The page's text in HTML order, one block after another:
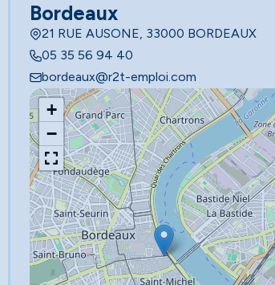
Bordeaux
21 RUE AUSONE, 33000 BORDEAUX
05 35 56 94 40
bordeaux@r2t-emploi.com
+
−